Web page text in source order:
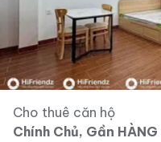
Cho thuê căn hộ
Chính Chủ, Gần HÀNG